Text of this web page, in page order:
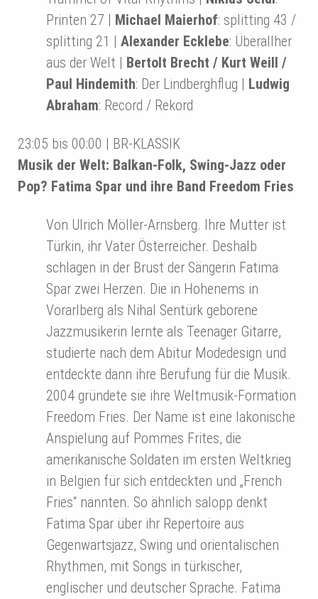
Printen 27 | Michael Maierhof: splitting 43 /
splitting 21 | Alexander Ecklebe: Überallher
aus der Welt | Bertolt Brecht / Kurt Weill /
Paul Hindemith: Der Lindberghflug | Ludwig
Abraham: Record / Rekord
23:05 bis 00:00 | BR-KLASSIK
Musik der Welt: Balkan-Folk, Swing-Jazz oder
Pop? Fatima Spar und ihre Band Freedom Fries
Von Ulrich Möller-Arnsberg. Ihre Mutter ist
Türkin, ihr Vater Österreicher. Deshalb
schlagen in der Brust der Sängerin Fatima
Spar zwei Herzen. Die in Hohenems in
Vorarlberg als Nihal Sentürk geborene
Jazzmusikerin lernte als Teenager Gitarre,
studierte nach dem Abitur Modedesign und
entdeckte dann ihre Berufung für die Musik.
2004 gründete sie ihre Weltmusik-Formation
Freedom Fries. Der Name ist eine lakonische
Anspielung auf Pommes Frites, die
amerikanische Soldaten im ersten Weltkrieg
in Belgien für sich entdeckten und „French
Fries“ nannten. So ähnlich salopp denkt
Fatima Spar über ihr Repertoire aus
Gegenwartsjazz, Swing und orientalischen
Rhythmen, mit Songs in türkischer,
englischer und deutscher Sprache. Fatima